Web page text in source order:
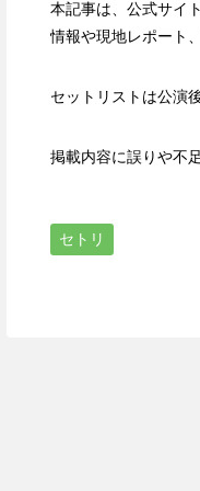
本記事は、公式サイ
情報や現地レポート
セットリストは公演
掲載内容に誤りや不
セトリ